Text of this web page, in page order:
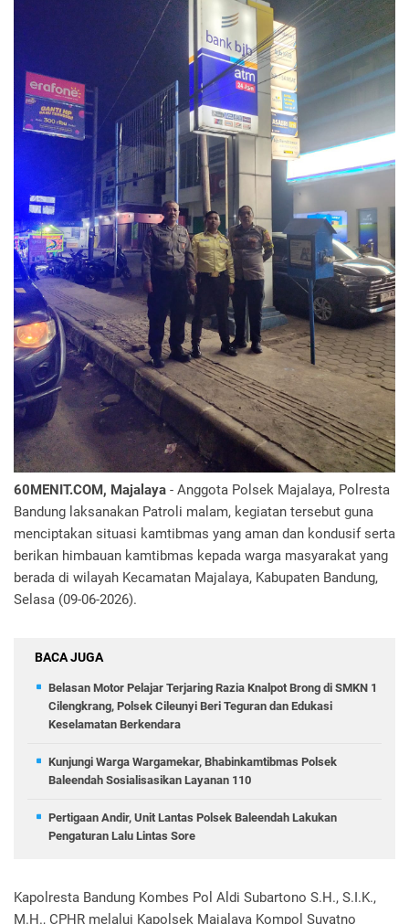
60MENIT.COM, Majalaya - Anggota Polsek Majalaya, Polresta
Bandung laksanakan Patroli malam, kegiatan tersebut guna
menciptakan situasi kamtibmas yang aman dan kondusif serta
berikan himbauan kamtibmas kepada warga masyarakat yang
berada di wilayah Kecamatan Majalaya, Kabupaten Bandung,
Selasa (09-06-2026).
BACA JUGA
Belasan Motor Pelajar Terjaring Razia Knalpot Brong di SMKN 1
Cilengkrang, Polsek Cileunyi Beri Teguran dan Edukasi
Keselamatan Berkendara
Kunjungi Warga Wargamekar, Bhabinkamtibmas Polsek
Baleendah Sosialisasikan Layanan 110
Pertigaan Andir, Unit Lantas Polsek Baleendah Lakukan
Pengaturan Lalu Lintas Sore
Kapolresta Bandung Kombes Pol Aldi Subartono S.H., S.I.K.,
M.H., CPHR melalui Kapolsek Majalaya Kompol Suyatno